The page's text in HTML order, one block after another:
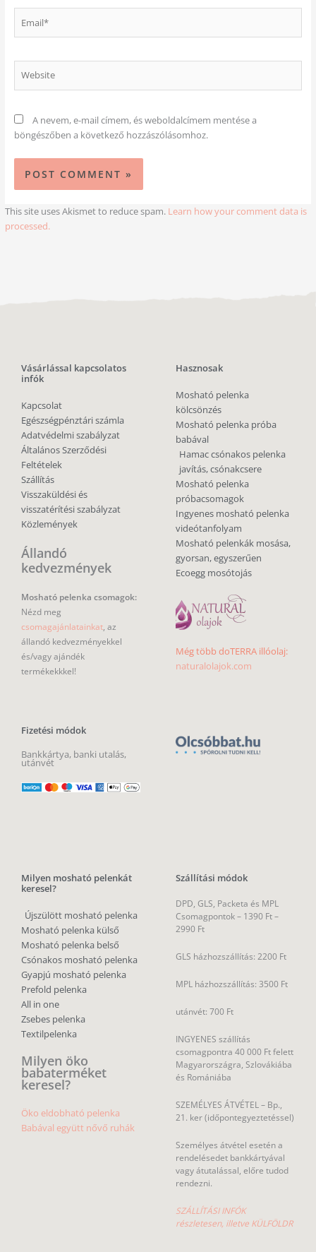
A nevem, e-mail címem, és weboldalcímem mentése a
böngészőben a következő hozzászólásomhoz.
This site uses Akismet to reduce spam. Learn how your comment data is
processed.
Vásárlással kapcsolatos
infók
Kapcsolat
Egészségpénztári számla
Adatvédelmi szabályzat
Általános Szerződési
Feltételek
Szállítás
Visszaküldési és
visszatérítési szabályzat
Közlemények
Állandó
kedvezmények
Mosható pelenka csomagok:
Nézd meg
csomagajánlatainkat, az
állandó kedvezményekkel
és/vagy ajándék
termékekkkel!
Fizetési módok
Bankkártya, banki utalás,
utánvét
Hasznosak
Mosható pelenka
kölcsönzés
Mosható pelenka próba
babával
Hamac csónakos pelenka
javítás, csónakcsere
Mosható pelenka
próbacsomagok
Ingyenes mosható pelenka
videótanfolyam
Mosható pelenkák mosása,
gyorsan, egyszerűen
Ecoegg mosótojás
Még több doTERRA illóolaj:
naturalolajok.com
Milyen mosható pelenkát
keresel?
Újszülött mosható pelenka
Mosható pelenka külső
Mosható pelenka belső
Csónakos mosható pelenka
Gyapjú mosható pelenka
Prefold pelenka
All in one
Zsebes pelenka
Textilpelenka
Milyen öko
babaterméket
keresel?
Öko eldobható pelenka
Babával együtt nővő ruhák
Szállítási módok
DPD, GLS, Packeta és MPL
Csomagpontok – 1390 Ft –
2990 Ft
GLS házhozszállítás: 2200 Ft
MPL házhozszállítás: 3500 Ft
utánvét: 700 Ft
INGYENES szállítás
csomagpontra 40 000 Ft felett
Magyarországra, Szlovákiába
és Romániába
SZEMÉLYES ÁTVÉTEL – Bp.,
21. ker (időpontegyeztetéssel)
Személyes átvétel esetén a
rendelésedet bankkártyával
vagy átutalással, előre tudod
rendezni.
SZÁLLÍTÁSI INFÓK
részletesen, illetve KÜLFÖLDR